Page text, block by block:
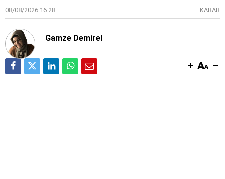
08/08/2026 16:28 KARAR
Gamze Demirel